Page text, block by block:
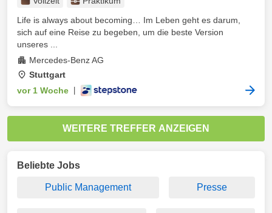
Life is always about becoming… Im Leben geht es darum,
sich auf eine Reise zu begeben, um die beste Version
unseres ...
Mercedes-Benz AG
Stuttgart
vor 1 Woche
WEITERE TREFFER ANZEIGEN
Beliebte Jobs
Public Management Presse